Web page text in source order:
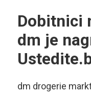
Dobitnici
dm je
dm drogerie